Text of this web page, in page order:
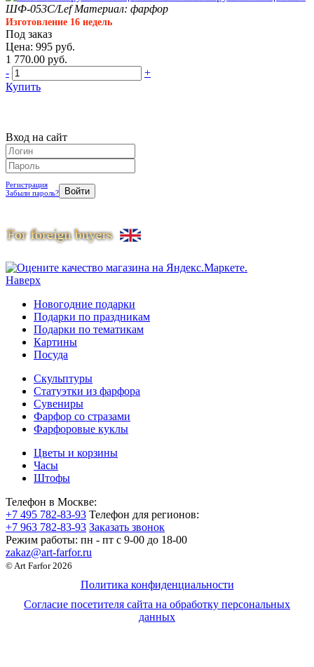
ШФ-053С/Lef Материал: фарфор
Изготовление 16 недель
Под заказ
Цена: 995 руб.
1 770.00 руб.
-
+
Купить
Вход на сайт
Регистрация
Забыли пароль?
Наверх
Новогодние подарки
Подарки по праздникам
Подарки по тематикам
Картины
Посуда
Скульптуры
Статуэтки из фарфора
Сувениры
Фарфор со стразами
Фарфоровые куклы
Цветы и корзины
Часы
Штофы
Телефон в Москве:
+7 495 782-83-93 Телефон для регионов:
+7 963 782-83-93 Заказать звонок
Режим работы: пн - пт c 9-00 до 18-00
zakaz@art-farfor.ru
© Art Farfor 2026
Политика конфиденциальности
Согласие посетителя сайта на обработку персональных
данных